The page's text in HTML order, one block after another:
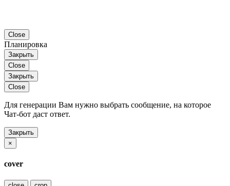
Close
Планировка
Закрыть
Close
Закрыть
Close
Для генерации Вам нужно выбрать сообщение, на которое
Чат-бот даст ответ.
Закрыть
×
cover